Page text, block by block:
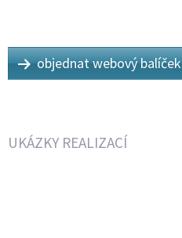
objednat webový balíček
UKÁZKY REALIZACÍ